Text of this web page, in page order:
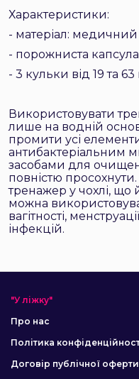
Характеристики:
- матеріал: медичний
- порожниста
- 3 кульки від 19 та 63
Використовувати
лише на водній
промити усі
антибактеріальним
засобами для
повністю
тренажер у чохлі, що
можна
вагітності,
інфекцій.
"У ліжку"
Про нас
Політика
Договір публічної оферти